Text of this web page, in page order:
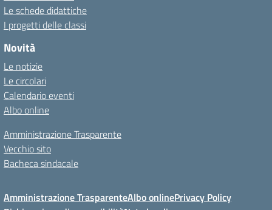
Le schede didattiche
I progetti delle classi
Novità
Le notizie
Le circolari
Calendario eventi
Albo online
Amministrazione Trasparente
Vecchio sito
Bacheca sindacale
Amministrazione TrasparenteAlbo onlinePrivacy Policy